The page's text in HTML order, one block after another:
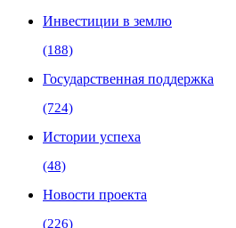
Инвестиции в землю
(188)
Государственная поддержка
(724)
Истории успеха
(48)
Новости проекта
(226)